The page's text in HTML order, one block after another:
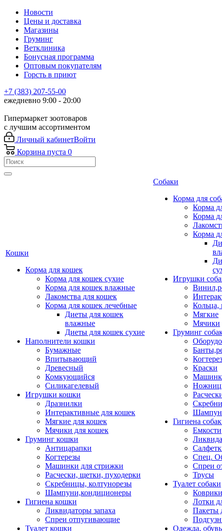
Новости
Цены и доставка
Магазины
Груминг
Ветклиника
Бонусная программа
Оптовым покупателям
Горсть в приют
+7 (383) 207-55-00
ежедневно 9:00 - 20:00
Гипермаркет зоотоваров
с лучшим ассортиментом
Личный кабинетВойти
Корзина пуста 0
Кошки
Корма для кошек
Корма для кошек сухие
Корма для кошек влажные
Лакомства для кошек
Корма для кошек лечебные
Диеты для кошек
влажные
Диеты для кошек сухие
Наполнители кошки
Бумажные
Впитывающий
Древесный
Комкующийся
Силикагелевый
Игрушки кошки
Дразнилки
Интерактивные для кошек
Мягкие для кошек
Мячики для кошек
Груминг кошки
Антицарапки
Когтерезы
Машинки для стрижки
Расчески, щетки, пуходерки
Скребницы, колтунорезы
Шампуни,кондиционеры
Гигиена кошки
Ликвидаторы запаха
Спреи отпугивающие
Туалет кошки
Собаки
Корма для
Корма
Корма
Корма
Игрушки
Кольца,
Мягкие
Мячики
Груминг
Краски
Гигиена
Емкости
Спец.
Спреи
Трусы
Туалет собаки
Коврики
Лотки
Пакеты
Одежда, обувь